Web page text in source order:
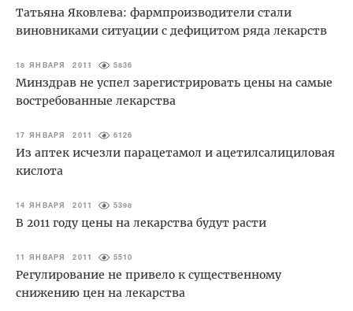
Татьяна Яковлева: фармпроизводители стали
виновниками ситуации с дефицитом ряда лекарств
18 ЯНВАРЯ 2011 5836
Минздрав не успел зарегистрировать цены на самые
востребованные лекарства
17 ЯНВАРЯ 2011 6126
Из аптек исчезли парацетамол и ацетилсалициловая
кислота
14 ЯНВАРЯ 2011 5398
В 2011 году цены на лекарства будут расти
11 ЯНВАРЯ 2011 5510
Регулирование не привело к существенному
снижению цен на лекарства